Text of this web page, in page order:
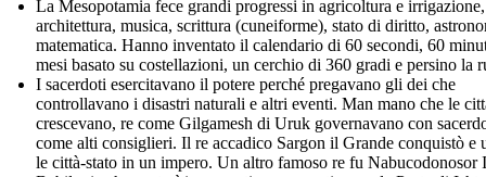
La Mesopotamia fece grandi progressi in agricoltura e
architettura, musica, scrittura (cuneiforme), stato di diritto,
matematica. Hanno inventato il calendario di 60 secondi, 60
mesi basato su costellazioni, un cerchio di 360 gradi e persino la
I sacerdoti esercitavano il potere perché pregavano gli dei che
controllavano i disastri naturali e altri eventi. Man mano che le
crescevano, re come Gilgamesh di Uruk governavano con
come alti consiglieri. Il re accadico Sargon il Grande conquistò e
le città-stato in un impero. Un altro famoso re fu Nabucodonosor